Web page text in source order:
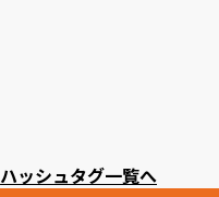
ハッシュタグ一覧へ